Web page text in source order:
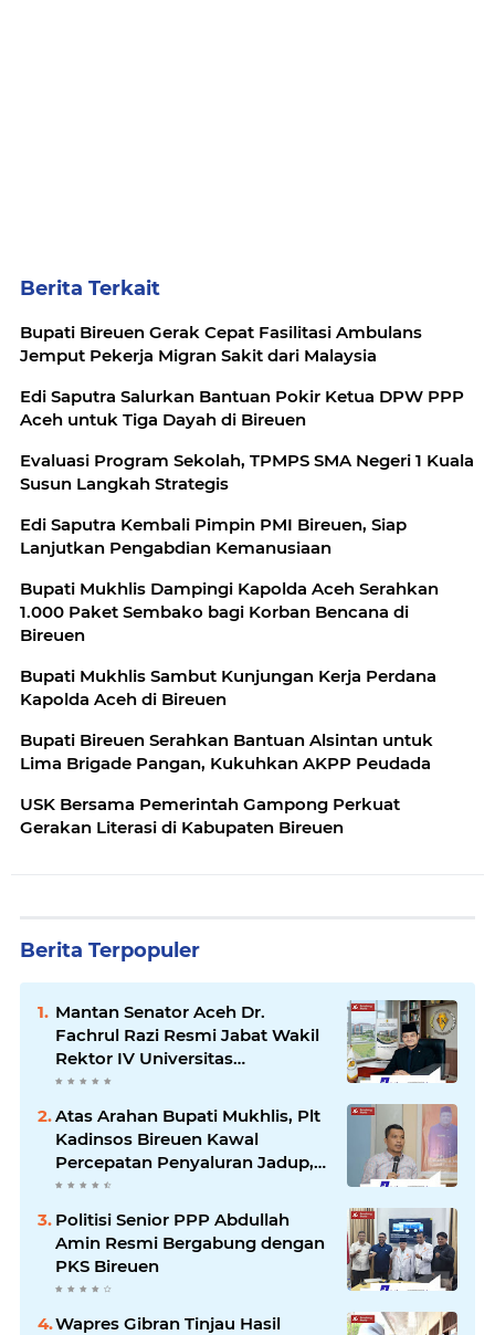
Berita Terkait
Bupati Bireuen Gerak Cepat Fasilitasi Ambulans
Jemput Pekerja Migran Sakit dari Malaysia
Edi Saputra Salurkan Bantuan Pokir Ketua DPW PPP
Aceh untuk Tiga Dayah di Bireuen
Evaluasi Program Sekolah, TPMPS SMA Negeri 1 Kuala
Susun Langkah Strategis
Edi Saputra Kembali Pimpin PMI Bireuen, Siap
Lanjutkan Pengabdian Kemanusiaan
Bupati Mukhlis Dampingi Kapolda Aceh Serahkan
1.000 Paket Sembako bagi Korban Bencana di
Bireuen
Bupati Mukhlis Sambut Kunjungan Kerja Perdana
Kapolda Aceh di Bireuen
Bupati Bireuen Serahkan Bantuan Alsintan untuk
Lima Brigade Pangan, Kukuhkan AKPP Peudada
USK Bersama Pemerintah Gampong Perkuat
Gerakan Literasi di Kabupaten Bireuen
Berita Terpopuler
Mantan Senator Aceh Dr.
Fachrul Razi Resmi Jabat Wakil
Rektor IV Universitas
Kartamulia Purwakarta
Atas Arahan Bupati Mukhlis, Plt
Kadinsos Bireuen Kawal
Percepatan Penyaluran Jadup,
Intens Berkoordinasi dengan
Kemensos
Politisi Senior PPP Abdullah
Amin Resmi Bergabung dengan
PKS Bireuen
Wapres Gibran Tinjau Hasil